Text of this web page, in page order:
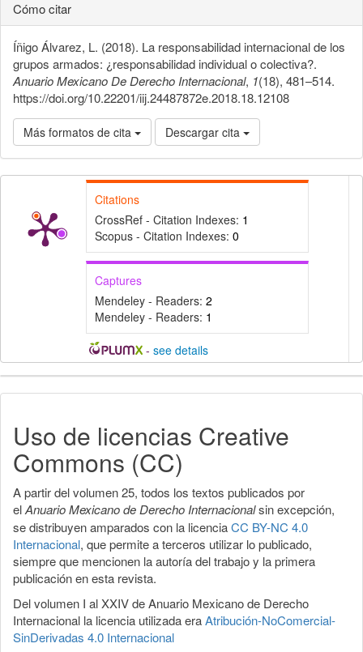
Cómo citar
Íñigo Álvarez, L. (2018). La responsabilidad internacional de los
grupos armados: ¿responsabilidad individual o colectiva?.
Anuario Mexicano De Derecho Internacional, 1(18), 481–514.
https://doi.org/10.22201/iij.24487872e.2018.18.12108
Más formatos de cita Descargar cita
Citations
CrossRef - Citation Indexes: 1
Scopus - Citation Indexes: 0
Captures
Mendeley - Readers: 2
Mendeley - Readers: 1
- see details
Detalles
artículo
Uso de licencias Creative
Commons (CC)
A partir del volumen 25, todos los textos publicados por
elAnuario Mexicano de Derecho Internacionalsin excepción,
se distribuyen amparados con la licenciaCC BY-NC 4.0
Internacional, que permite a terceros utilizar lo publicado,
siempre que mencionen la autoría del trabajo y la primera
publicación en esta revista.
Del volumen I al XXIV de Anuario Mexicano de Derecho
Internacional la licencia utilizada eraAtribución-NoComercial-
SinDerivadas 4.0 Internacional